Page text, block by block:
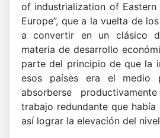
of industrialization of Eastern
Europe”, que a la vuelta de
a convertir en un clásico
materia de desarrollo
parte del principio de que la
esos países era el medio
absorberse
trabajo redundante que
así lograr la elevación del